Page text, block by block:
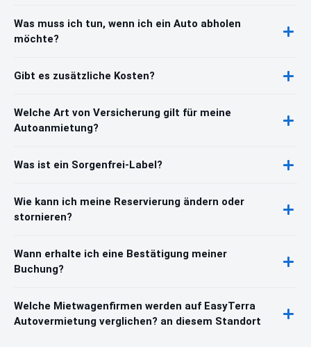
Was muss ich tun, wenn ich ein Auto abholen
möchte?
Gibt es zusätzliche Kosten?
Welche Art von Versicherung gilt für meine
Autoanmietung?
Was ist ein Sorgenfrei-Label?
Wie kann ich meine Reservierung ändern oder
stornieren?
Wann erhalte ich eine Bestätigung meiner
Buchung?
Welche Mietwagenfirmen werden auf EasyTerra
Autovermietung verglichen? an diesem Standort